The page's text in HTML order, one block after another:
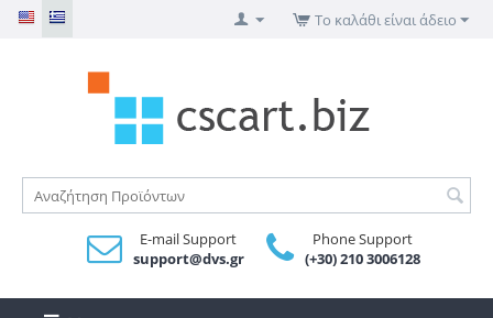
Το καλάθι είναι άδειο
E-mail Support
support@dvs.gr
Phone Support
(+30) 210 3006128